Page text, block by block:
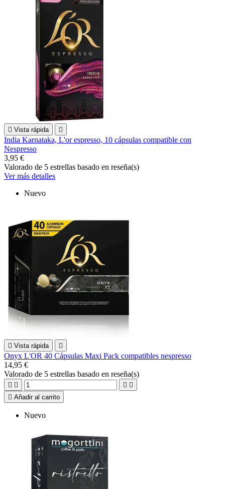
 Vista rápida 
India Karnataka, L'or espresso, 10 cápsulas compatible con
Nespresso
3,95 €
Valorado de 5 estrellas basado en reseña(s)
Ver más detalles
Nuevo
 Vista rápida 
Onyx L'OR 40 Cápsulas Maxi Pack compatibles nespresso
14,95 €
Valorado de 5 estrellas basado en reseña(s)
   
 Añadir al carrito
Nuevo